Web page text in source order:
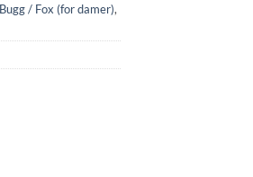
/ Fox (for damer),